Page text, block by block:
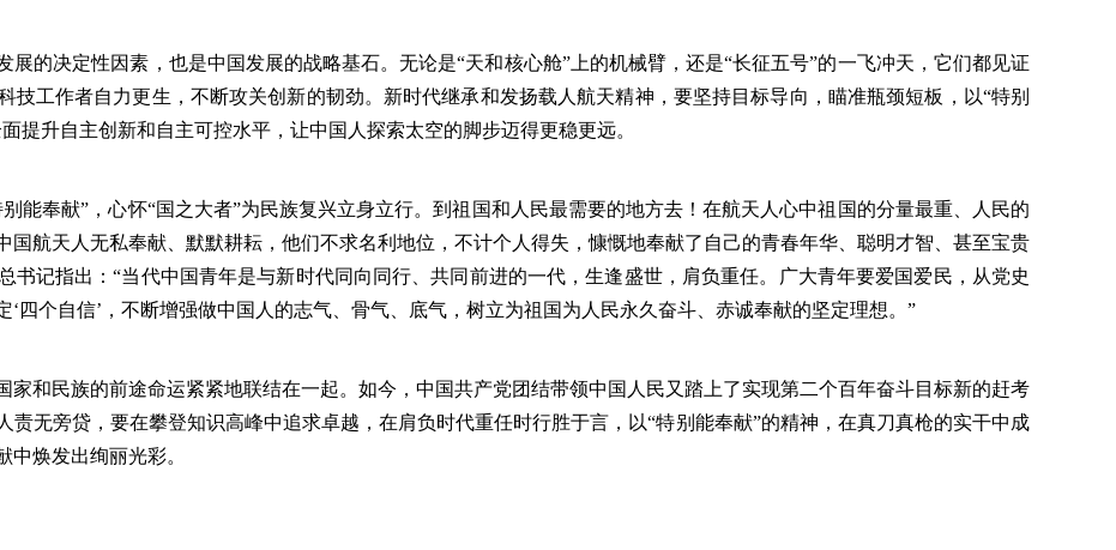
决定性因素，也是中国发展的战略基石。无论是“天和核心舱”上的机械臂，还是“长征五号”的一飞冲天，它们都见证
技工作者自力更生，不断攻关创新的韧劲。新时代继承和发扬载人航天精神，要坚持目标导向，瞄准瓶颈短板，以“特别
提升自主创新和自主可控水平，让中国人探索太空的脚步迈得更稳更远。
奉献”，心怀“国之大者”为民族复兴立身立行。到祖国和人民最需要的地方去！在航天人心中祖国的分量最重、人民的
航天人无私奉献、默默耕耘，他们不求名利地位，不计个人得失，慷慨地奉献了自己的青春年华、聪明才智、甚至宝贵
书记指出：“当代中国青年是与新时代同向同行、共同前进的一代，生逢盛世，肩负重任。广大青年要爱国爱民，从党史
四个自信’，不断增强做中国人的志气、骨气、底气，树立为祖国为人民永久奋斗、赤诚奉献的坚定理想。”
民族的前途命运紧紧地联结在一起。如今，中国共产党团结带领中国人民又踏上了实现第二个百年奋斗目标新的赶考
责无旁贷，要在攀登知识高峰中追求卓越，在肩负时代重任时行胜于言，以“特别能奉献”的精神，在真刀真枪的实干中成
焕发出绚丽光彩。